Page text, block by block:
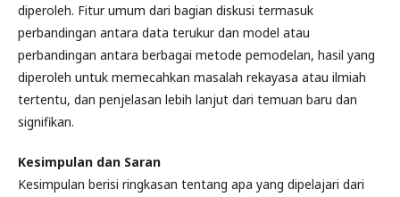
diperoleh. Fitur umum dari bagian diskusi termasuk
perbandingan antara data terukur dan model atau
perbandingan antara berbagai metode pemodelan, hasil yang
diperoleh untuk memecahkan masalah rekayasa atau ilmiah
tertentu, dan penjelasan lebih lanjut dari temuan baru dan
signifikan.
Kesimpulan dan Saran
Kesimpulan berisi ringkasan tentang apa yang dipelajari dari